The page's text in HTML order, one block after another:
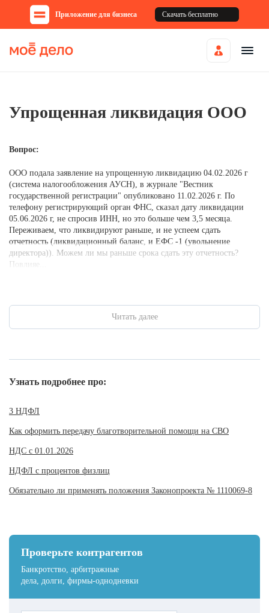
Приложение для бизнеса Скачать бесплатно
Проверьте контрагентов
Банкротство, арбитражные
дела, долги, фирмы-однодневки
Упрощенная ликвидация ООО
Вопрос:
ООО подала заявление на упрощенную ликвидацию 04.02.2026 г
(система налогообложения АУСН), в журнале "Вестник
государственной регистрации" опубликовано 11.02.2026 г. По
телефону регистрирующий орган ФНС, сказал дату ликвидации
05.06.2026 г, не спросив ИНН, но это больше чем 3,5 месяца.
Переживаем, что ликвидируют раньше, и не успеем сдать
отчетность (ликвидационный баланс, и ЕФС -1 (увольнение
директора)). Можем ли мы раньше срока сдать эту отчетность?
Повлияе...
Читать далее
Узнать подробнее про:
3 НДФЛ
Как оформить передачу благотворительной помощи на СВО
НДС с 01.01.2026
НДФЛ с процентов физлиц
Обязательно ли применять положения Законопроекта № 1110069-8